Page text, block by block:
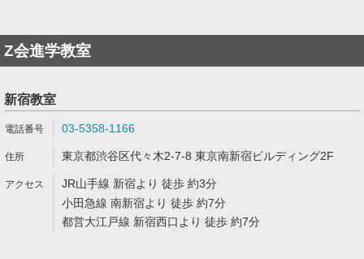
Z会進学教室
新宿教室
03-5358-1166
東京都渋谷区代々木2-7-8 東京南新宿ビルディング2F
JR山手線 新宿より 徒歩 約3分
小田急線 南新宿より 徒歩 約7分
都営大江戸線 新宿西口より 徒歩 約7分